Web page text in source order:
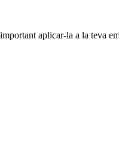
aplicar-la a la teva